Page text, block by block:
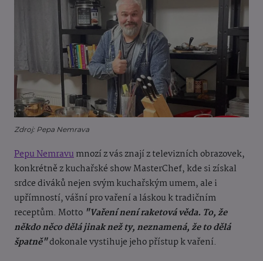
Zdroj: Pepa Nemrava
Pepu Nemravumnozí z vás znají z televizních obrazovek,
konkrétně z kuchařské show MasterChef, kde si získal
srdce diváků nejen svým kuchařským umem, ale i
upřímností, vášní pro vaření a láskou k tradičním
receptům. Motto "Vaření není raketová věda. To, že
někdo něco dělá jinak než ty, neznamená, že to dělá
špatně"dokonale vystihuje jeho přístup k vaření.